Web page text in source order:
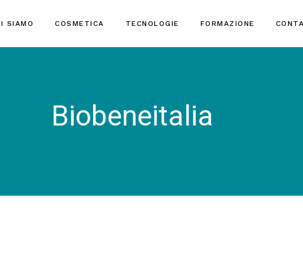
SIAMO COSMETICA TECNOLOGIE FORMAZIONE
Biobeneitalia